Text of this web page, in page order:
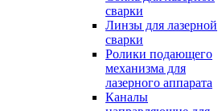
сварки
Линзы для лазерной
сварки
Ролики подающего
механизма для
лазерного аппарата
Каналы